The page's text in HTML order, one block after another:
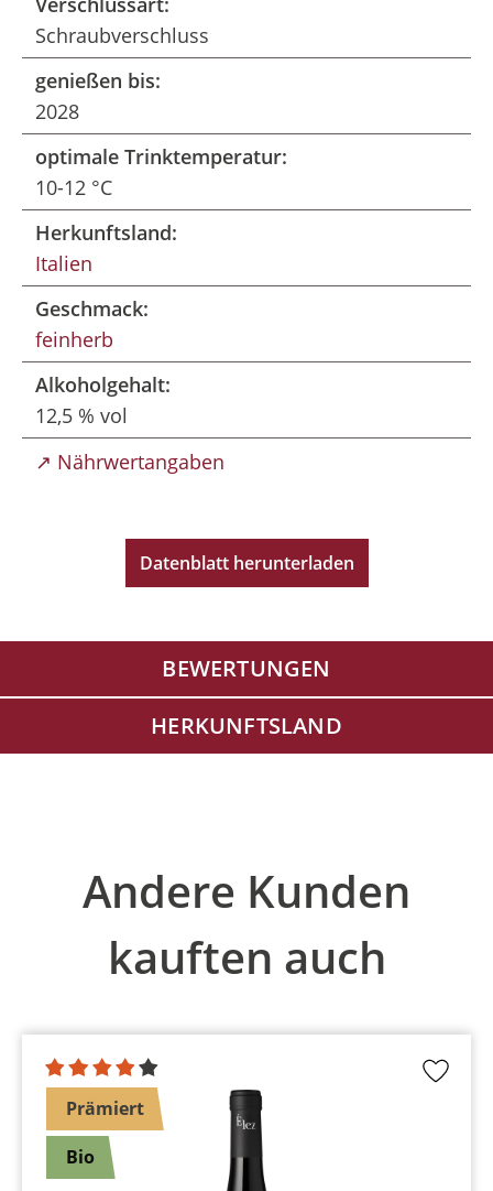
Schraubverschluss
genießen bis:
2028
optimale Trinktemperatur:
10-12 °C
Herkunftsland:
Italien
Geschmack:
feinherb
Alkoholgehalt:
12,5 % vol
↗ Nährwertangaben
Datenblatt herunterladen
BEWERTUNGEN
HERKUNFTSLAND
Andere Kunden
kauften auch
Prämiert
Bio